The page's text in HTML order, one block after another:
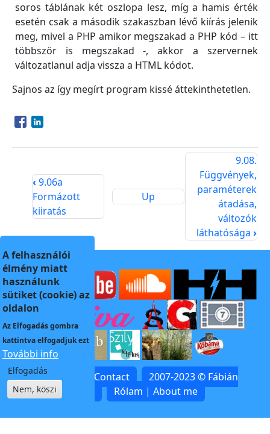
soros táblának két oszlopa lesz, míg a hamis érték
esetén csak a második szakaszban lévő kiírás jelenik
meg, mivel a PHP amikor megszakad a PHP kód – itt
többször is megszakad -, akkor a szervernek
változatlanul adja vissza a HTML kódot.
Sajnos az így megírt program kissé áttekinthetetlen.
Opens in a new window
Opens in a new window
‹ 9.06a
Formázott
kiiratás
Up
9.08.
Függvények,
paraméterek
átadása,
változók
láthatósága›
Kapcsolat | Contact
2007-2023 © Fábián
Rólam | About me
A felhasználói
élmény miatt
használunk
sütiket (cookie) az
oldalon
Az Elfogadásgombra
kattintva elfogadjuk ezt
További info
Elfogadás
Nem, köszi